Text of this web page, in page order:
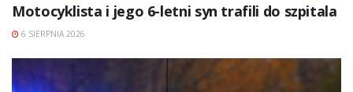
Motocyklista i jego 6-letni syn trafili do szpitala
6 SIERPNIA 2026